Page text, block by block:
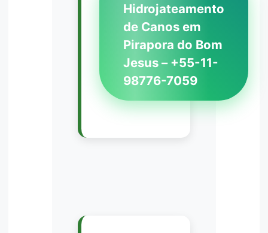
Hidrojateamento
de Canos em
Pirapora do Bom
Jesus – +55-11-
98776-7059